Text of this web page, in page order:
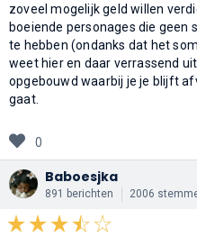
zoveel mogelijk geld willen
boeiende personages die
te hebben (ondanks dat het
weet hier en daar verrassend
opgebouwd waarbij je je blijft
gaat.
0
Baboesjka
891 berichten 2006